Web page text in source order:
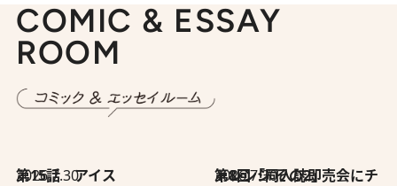
COMIC & ESSAY
ROOM
2026.7.30
第15話 アイス 2026.7.30
第8回「同人誌即売会にチャレンジ その2」